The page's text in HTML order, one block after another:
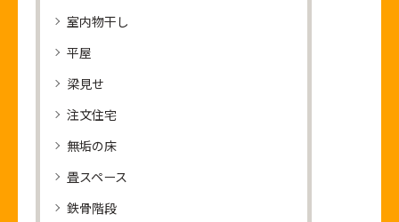
室内物干し
平屋
梁見せ
注文住宅
無垢の床
畳スペース
鉄骨階段